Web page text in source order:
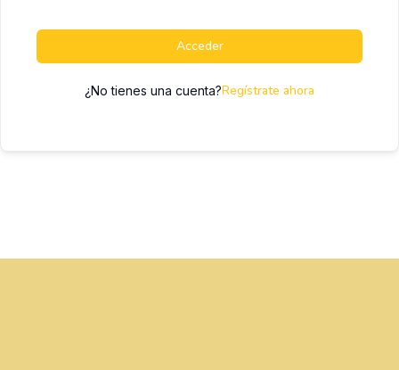
Acceder
¿No tienes una cuenta?Regístrate ahora